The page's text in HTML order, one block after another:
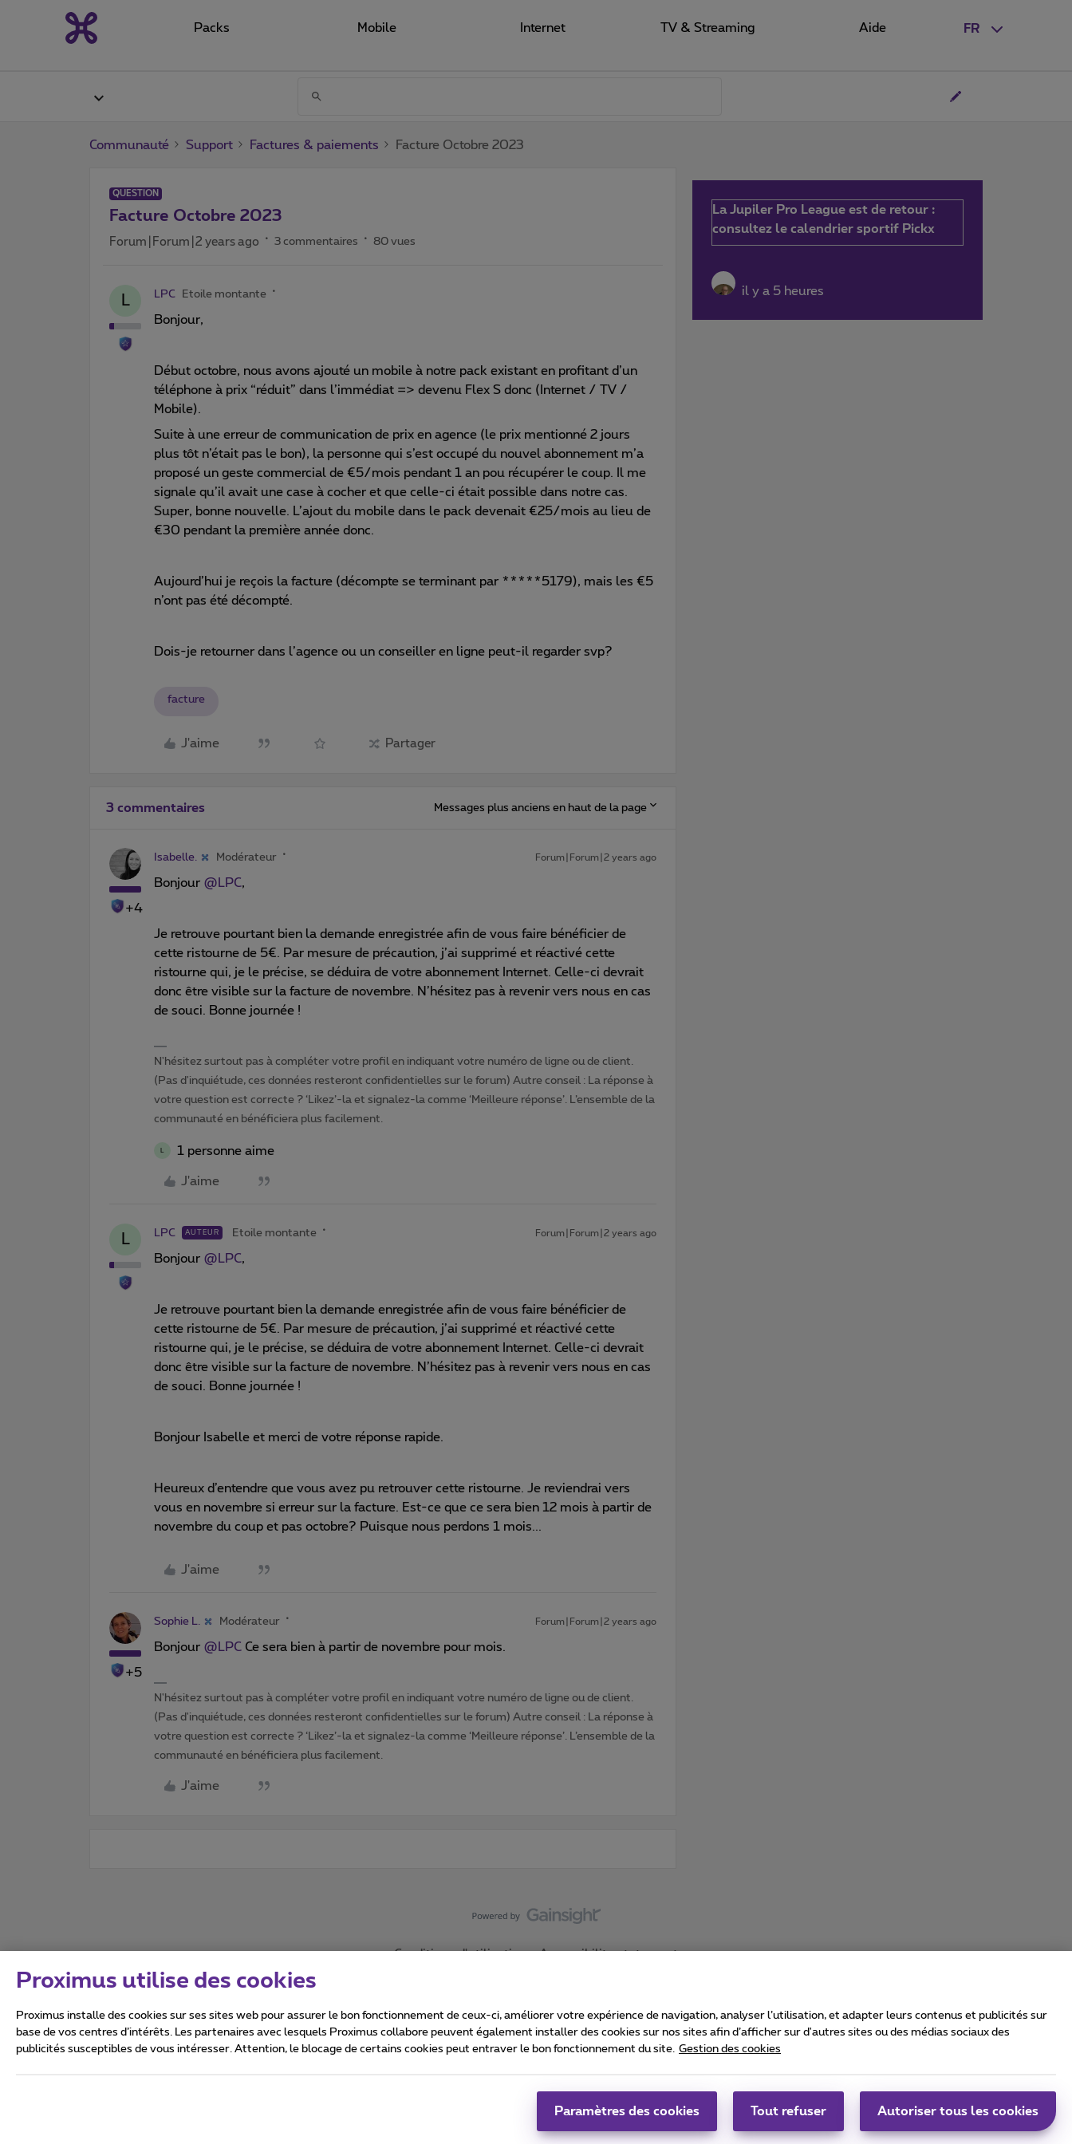
FR
Packs Mobile Internet TV & Streaming Aide
Communauté Support Factures & paiements Facture Octobre 2023
QUESTION
Facture Octobre 2023
Forum|Forum|2 years ago 3 commentaires 80 vues
L LPC Etoile montante
Bonjour,
Début octobre, nous avons ajouté un mobile à notre pack existant en profitant d’un
téléphone à prix “réduit” dans l’immédiat => devenu Flex S donc (Internet / TV /
Mobile).
Suite à une erreur de communication de prix en agence (le prix mentionné 2 jours
plus tôt n’était pas le bon), la personne qui s’est occupé du nouvel abonnement m’a
proposé un geste commercial de €5/mois pendant 1 an pou récupérer le coup. Il me
signale qu’il avait une case à cocher et que celle-ci était possible dans notre cas.
Super, bonne nouvelle. L’ajout du mobile dans le pack devenait €25/mois au lieu de
€30 pendant la première année donc.
Aujourd’hui je reçois la facture (décompte se terminant par *****5179), mais les €5
n’ont pas été décompté.
Dois-je retourner dans l’agence ou un conseiller en ligne peut-il regarder svp?
facture
J'aime Partager
3 commentaires Messages plus anciens en haut de la page
+4
Isabelle. Modérateur Forum|Forum|2 years ago
Bonjour @LPC,
Je retrouve pourtant bien la demande enregistrée afin de vous faire bénéficier de
cette ristourne de 5€. Par mesure de précaution, j’ai supprimé et réactivé cette
ristourne qui, je le précise, se déduira de votre abonnement Internet. Celle-ci devrait
donc être visible sur la facture de novembre. N’hésitez pas à revenir vers nous en cas
de souci. Bonne journée !
N'hésitez surtout pas à compléter votre profil en indiquant votre numéro de ligne ou de client.
(Pas d'inquiétude, ces données resteront confidentielles sur le forum) Autre conseil : La réponse à
votre question est correcte ? ‘Likez’-la et signalez-la comme ‘Meilleure réponse’. L’ensemble de la
communauté en bénéficiera plus facilement.
1 personne aime
J'aime
L LPC AUTEUR Etoile montante Forum|Forum|2 years ago
Bonjour @LPC,
Je retrouve pourtant bien la demande enregistrée afin de vous faire bénéficier de
cette ristourne de 5€. Par mesure de précaution, j’ai supprimé et réactivé cette
ristourne qui, je le précise, se déduira de votre abonnement Internet. Celle-ci devrait
donc être visible sur la facture de novembre. N’hésitez pas à revenir vers nous en cas
de souci. Bonne journée !
Bonjour Isabelle et merci de votre réponse rapide.
Heureux d’entendre que vous avez pu retrouver cette ristourne. Je reviendrai vers
vous en novembre si erreur sur la facture. Est-ce que ce sera bien 12 mois à partir de
novembre du coup et pas octobre? Puisque nous perdons 1 mois...
J'aime
+5
Sophie L. Modérateur Forum|Forum|2 years ago
Bonjour @LPC Ce sera bien à partir de novembre pour mois.
N'hésitez surtout pas à compléter votre profil en indiquant votre numéro de ligne ou de client.
(Pas d'inquiétude, ces données resteront confidentielles sur le forum) Autre conseil : La réponse à
votre question est correcte ? ‘Likez’-la et signalez-la comme ‘Meilleure réponse’. L’ensemble de la
communauté en bénéficiera plus facilement.
J'aime
La Jupiler Pro League est de retour :
consultez le calendrier sportif Pickx
il y a 5 heures
Conditions d'utilisation Accessibility statement
Tous droits réservés. ©2026Proximus
Carrier & Wholesale Solutions
Proximus Group
|
Proximus utilise des cookies
Proximus installe des cookies sur ses sites web pour assurer le bon fonctionnement de ceux-ci, améliorer votre expérience de navigation, analyser l’utilisation, et adapter leurs contenus et publicités sur
base de vos centres d’intérêts. Les partenaires avec lesquels Proximus collabore peuvent également installer des cookies sur nos sites afin d’afficher sur d'autres sites ou des médias sociaux des
publicités susceptibles de vous intéresser. Attention, le blocage de certains cookies peut entraver le bon fonctionnement du site. Gestion des cookies
Paramètres des cookies Tout refuser Autoriser tous les cookies